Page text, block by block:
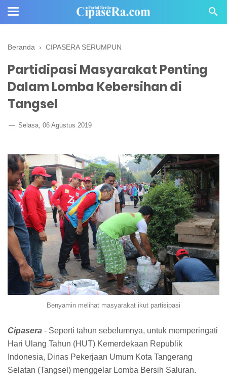
Beranda › CIPASERA SERUMPUN
Partidipasi Masyarakat Penting
Dalam Lomba Kebersihan di
Tangsel
Selasa, 06 Agustus 2019
Benyamin melihat masyarakat ikut partisipasi
Cipasera - Seperti tahun sebelumnya, untuk memperingati
Hari Ulang Tahun (HUT) Kemerdekaan Republik
Indonesia, Dinas Pekerjaan Umum Kota Tangerang
Selatan (Tangsel) menggelar Lomba Bersih Saluran.